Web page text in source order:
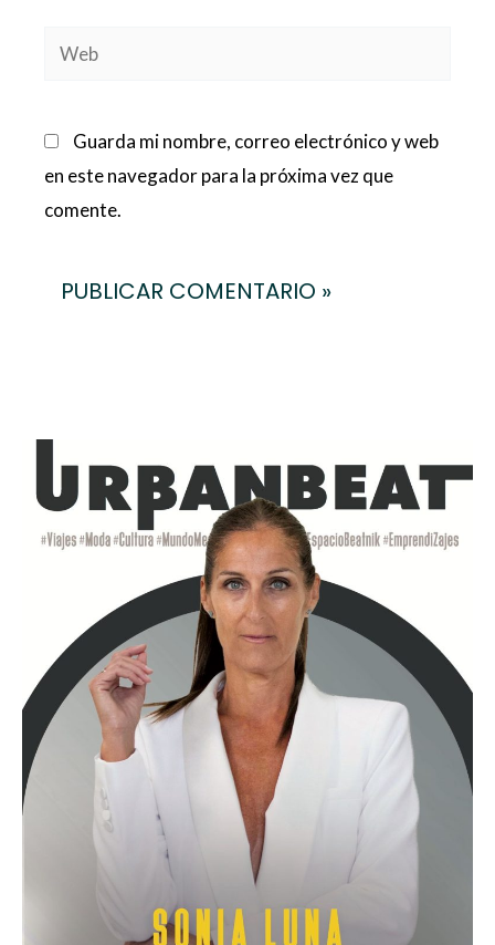
Web
Guarda mi nombre, correo electrónico y web
en este navegador para la próxima vez que
comente.